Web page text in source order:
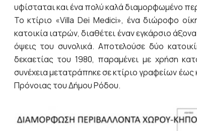
υφίσταται και ένα πολύ καλά διαμορφωμένο
Το κτίριο «Villa Dei Medici», ένα διώροφο
κατοικία ιατρών, διαθέτει έναν εγκάρσιο
όψεις του συνολικά. Αποτελούσε δύο
δεκαετίας του 1980, παραμένει με χρήση
συνέχεια μετατράπηκε σε κτίριο γραφείων
Πρόνοιας του Δήμου Ρόδου.